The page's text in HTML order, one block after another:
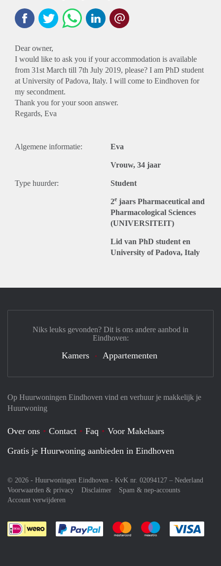
Dear owner,
I would like to ask you if your accommodation is available
from 31st March till 7th July 2019, please? I am PhD student
at University of Padova, Italy. I will come to Eindhoven for
my secondment.
Thank you for your soon answer.
Regards, Eva
Algemene informatie: Eva
Vrouw, 34 jaar
Type huurder: Student
2e jaars Pharmaceutical and
Pharmacological Sciences
(UNIVERSITEIT)
Lid van PhD student en
University of Padova, Italy
Op Huurwoningen Eindhoven vind en verhuur je makkelijk je
Huurwoning
Over ons Contact Faq
Voor Makelaars
Gratis je Huurwoning aanbieden in Eindhoven
© 2026 - Huurwoningen Eindhoven - KvK nr. 02094127 – Nederland
Voorwaarden & privacy
Disclaimer
Spam & nep-accounts
Account verwijderen
Je rekent gemakkelijk af met Paypal
Je rekent gemakkelijk af met
Je rekent
Niks leuks gevonden? Dit is ons andere aanbod in
Eindhoven:
Kamers Appartementen